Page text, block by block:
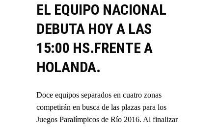
EL EQUIPO NACIONAL
DEBUTA HOY A LAS
15:00 HS.FRENTE A
HOLANDA.
Doce equipos separados en cuatro zonas
competirán en busca de las plazas para los
Juegos Paralímpicos de Río 2016. Al finalizar